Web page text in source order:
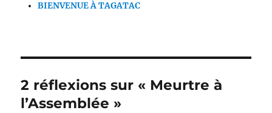
BIENVENUE À TAGATAC
2 réflexions sur « Meurtre à
l’Assemblée »